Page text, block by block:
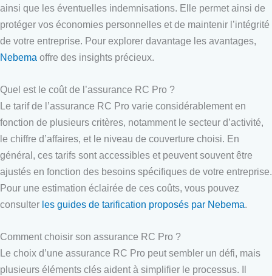
ainsi que les éventuelles indemnisations. Elle permet ainsi de
protéger vos économies personnelles et de maintenir l’intégrité
de votre entreprise. Pour explorer davantage les avantages,
Nebema offre des insights précieux.
Quel est le coût de l’assurance RC Pro ?
Le tarif de l’assurance RC Pro varie considérablement en
fonction de plusieurs critères, notamment le secteur d’activité,
le chiffre d’affaires, et le niveau de couverture choisi. En
général, ces tarifs sont accessibles et peuvent souvent être
ajustés en fonction des besoins spécifiques de votre entreprise.
Pour une estimation éclairée de ces coûts, vous pouvez
consulter les guides de tarification proposés par Nebema.
Comment choisir son assurance RC Pro ?
Le choix d’une assurance RC Pro peut sembler un défi, mais
plusieurs éléments clés aident à simplifier le processus. Il